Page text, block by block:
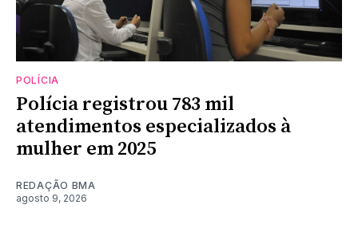
POLÍCIA
Polícia registrou 783 mil
atendimentos especializados à
mulher em 2025
REDAÇÃO BMA
agosto 9, 2026